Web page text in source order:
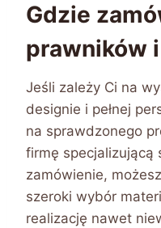
Gdzie
prawników
Jeśli zależy Ci na
designie i pełnej
na sprawdzonego
firmę specjalizującą
zamówienie,
szeroki wybór
realizację nawet